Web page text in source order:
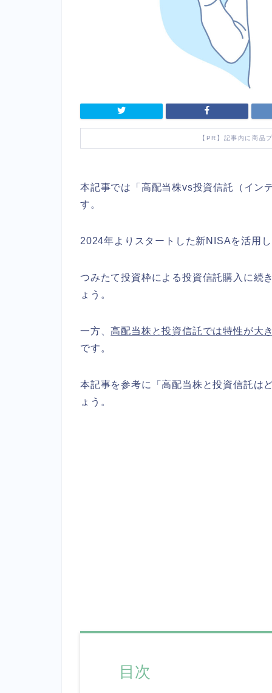
【PR】記事内に商品
本記事では「高配当株vs投資信託（イン
す。
2024年よりスタートした新NISAを活用
つみたて投資枠による投資信託購入に続
ょう。
一方、高配当株と投資信託では特性が大
です。
本記事を参考に「高配当株と投資信託は
ょう。
目次